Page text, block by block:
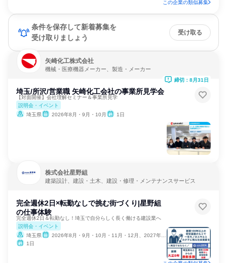
この企業の類似募集
条件を保存して新着募集を
受け取りましょう
受け取る
矢崎化工株式会社
機械・医療機器メーカー、製造・メーカー
埼玉/所沢/営業職 矢崎化工会社の事業所見学会
【対面開催】会社理解セミナー＆事業所見学
説明会・イベント
埼玉県
2026年8月・9月・10月 1日
締切：8月31日
株式会社星野組
建築設計、建設・土木、建設・修理・メンテナンスサービス
完全週休2日×転勤なしで挑む街づくり|星野組
の仕事体験
完全週休2日＆転勤なし！埼玉で自分らしく長く働ける建設業へ
説明会・イベント
埼玉県
2026年8月・9月・10月・11月・12月、2027年1月
1日